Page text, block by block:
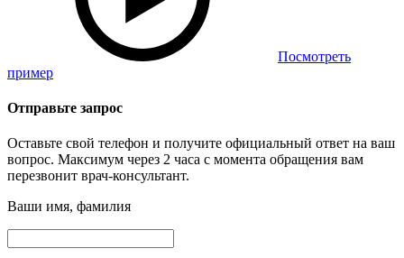
Посмотреть
пример
Отправьте запрос
Оставьте свой телефон и получите официальный ответ на ваш
вопрос. Максимум через 2 часа с момента обращения вам
перезвонит врач-консультант.
Ваши имя, фамилия